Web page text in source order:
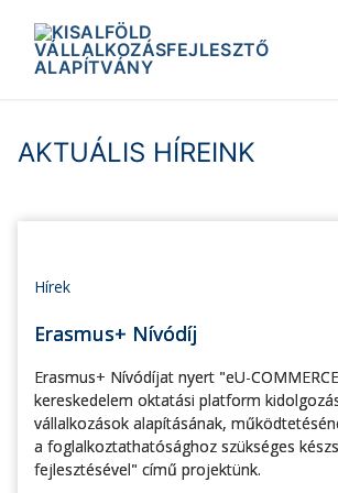
tartalomra
AKTUÁLIS HÍREINK
Hírek
Erasmus+ Nívódíj
Erasmus+ Nívódíjat nyert "eU-
kereskedelem oktatási platform
vállalkozások alapításának,
a foglalkoztathatósághoz szükséges
fejlesztésével" című projektünk.